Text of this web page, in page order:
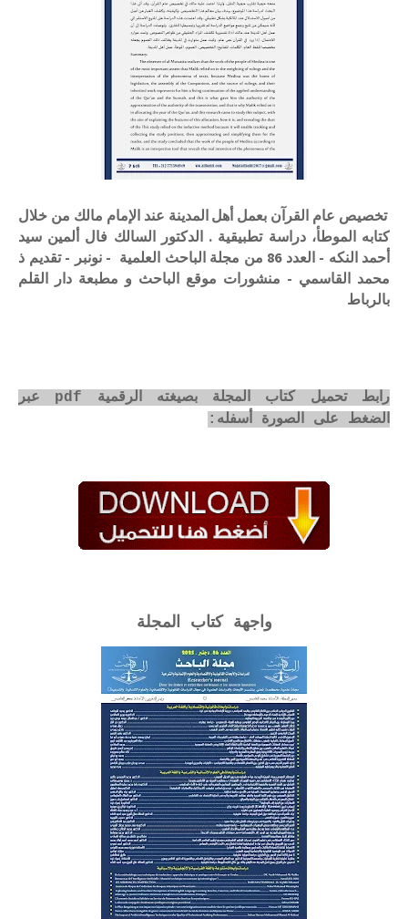
تخصيص عام القرآن بعمل أهل المدينة عند الإمام مالك من خلال
كتابه الموطأ، دراسة تطبيقية . الدكتور السالك فال ألمين سيد
أحمد النكه - العدد 86 من مجلة الباحث العلمية - نونبر - تقديم ذ
محمد القاسمي - منشورات موقع الباحث و مطبعة دار القلم
بالرباط
رابط تحميل كتاب المجلة بصيغته الرقمية pdf عبر
الضغط على الصورة أسفله:
واجهة كتاب المجلة